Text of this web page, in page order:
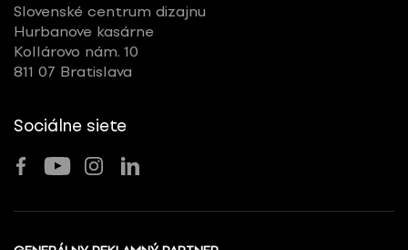
Slovenské centrum dizajnu
Hurbanove kasárne
Kollárovo nám. 10
811 07 Bratislava
Sociálne siete